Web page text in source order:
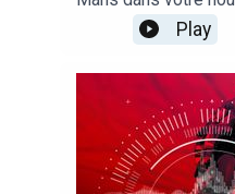
Paddock grâce nos
Michel Turco et
page consacrée à la
au triplé Aprilia ! On
blessure de Marc
France ou encore le
Quartararo. Sans
agitent le paddock !
Play